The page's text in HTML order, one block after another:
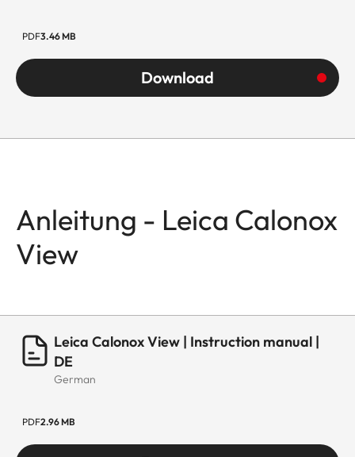
PDF3.46 MB
Download
Anleitung - Leica Calonox
View
Leica Calonox View | Instruction manual |
DE
German
PDF2.96 MB